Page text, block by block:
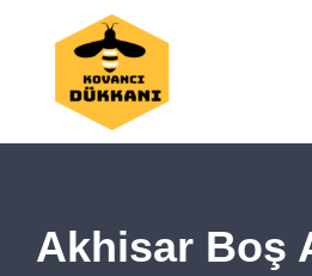
Akhisar Boş